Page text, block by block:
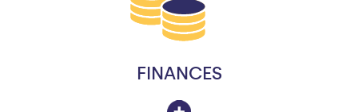
FINANCES